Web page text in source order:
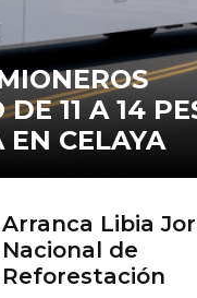
11 A 14
EN CELAYA
Arranca Libia
Nacional de
Reforestación